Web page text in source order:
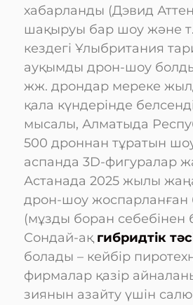
хабарланды (Дэвид
шақыруы бар шоу және
кездегі Ұлыбритания
ауқымды дрон-шоу
жж. дрондар мереке
қала күндерінде
мысалы, Алматыда
500 дроннан тұратын шоу
аспанда 3D-фигуралар
Астанада 2025 жылы
дрон-шоу жоспарланған
(мұзды боран
Сондай-ақ гибридтік
болады – кейбір
фирмалар қазір
зиянын азайту үшін